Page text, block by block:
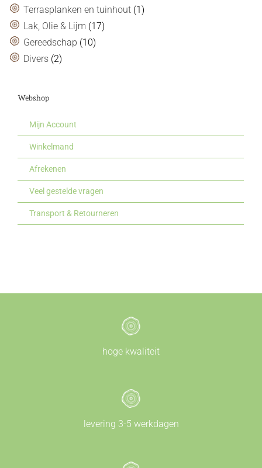
Terrasplanken en tuinhout (1)
Lak, Olie & Lijm (17)
Gereedschap (10)
Divers (2)
Webshop
Mijn Account
Winkelmand
Afrekenen
Veel gestelde vragen
Transport & Retourneren
hoge kwaliteit
levering 3-5 werkdagen